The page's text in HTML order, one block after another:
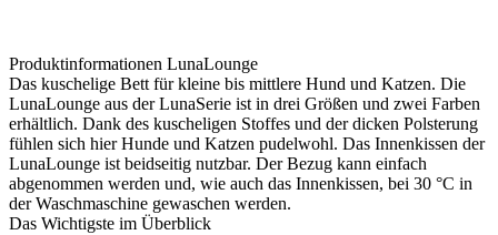
Produktinformationen LunaLounge
Das kuschelige Bett für kleine bis mittlere Hund und Katzen. Die
LunaLounge aus der LunaSerie ist in drei Größen und zwei Farben
erhältlich. Dank des kuscheligen Stoffes und der dicken Polsterung
fühlen sich hier Hunde und Katzen pudelwohl. Das Innenkissen der
LunaLounge ist beidseitig nutzbar. Der Bezug kann einfach
abgenommen werden und, wie auch das Innenkissen, bei 30 °C in
der Waschmaschine gewaschen werden.
Das Wichtigste im Überblick